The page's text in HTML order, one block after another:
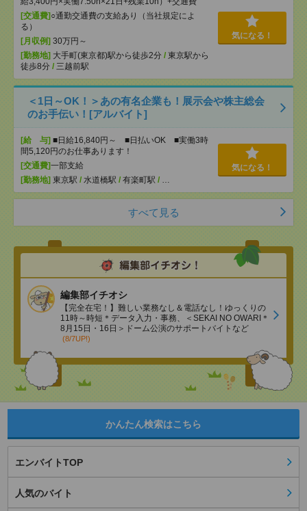
[交通費] ○通勤交通費の支給あり（当社規定によ
る）
[月収例] 30万円～
[勤務地] 大手町(東京都)駅から徒歩2分 / 東京駅から
徒歩8分 / 三越前駅
気になる！
＜1日～OK！＞あの有名企業も！展示会や株主総会
のお手伝い！[アルバイト]
[給 与] ■日給16,840円～ ■日払いOK ■実働3時
間5,120円のお仕事あります！
[交通費]一部支給
[勤務地] 東京駅 / 水道橋駅 / 有楽町駅 / …
気になる！
すべて見る
編集部イチオシ
【完全在宅！】難しい業務なし＆電話なし！ゆっくりの
11時～時短＊データ入力・事務、＜SEKAI NO OWARI＊
8月15日・16日＞ドーム公演のサポートバイトなど
(8/7UP!)
かんたん検索はこちら
エンバイトTOP
人気のバイト